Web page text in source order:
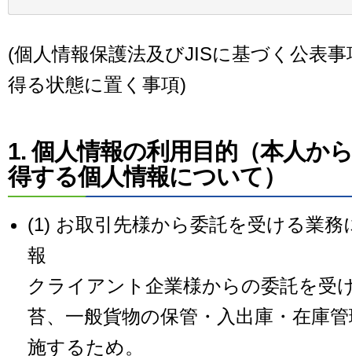
(個人情報保護法及びJISに基づく公表
得る状態に置く事項)
1. 個人情報の利用目的（本人か
得する個人情報について）
(1) お取引先様から委託を受ける業
報
クライアント企業様からの委託を受
苔、一般貨物の保管・入出庫・在庫
施するため。